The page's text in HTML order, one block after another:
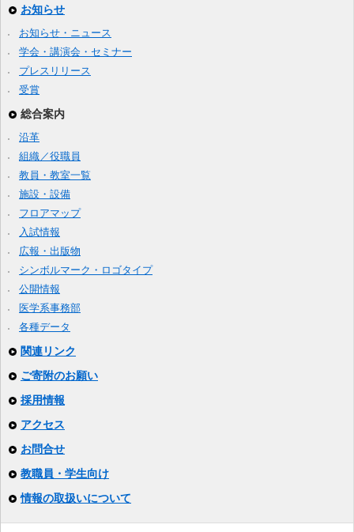
お知らせ
お知らせ・ニュース
学会・講演会・セミナー
プレスリリース
受賞
総合案内
沿革
組織／役職員
教員・教室一覧
施設・設備
フロアマップ
入試情報
広報・出版物
シンボルマーク・ロゴタイプ
公開情報
医学系事務部
各種データ
関連リンク
ご寄附のお願い
採用情報
アクセス
お問合せ
教職員・学生向け
情報の取扱いについて